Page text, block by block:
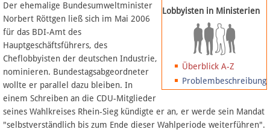
Lobbyisten in Ministerien
Überblick A-Z
Problembeschreibung
Der ehemalige Bundesumweltminister
Norbert Röttgen ließ sich im Mai 2006
für das BDI-Amt des
Hauptgeschäftsführers, des
Cheflobbyisten der deutschen Industrie,
nominieren. Bundestagsabgeordneter
wollte er parallel dazu bleiben. In
einem Schreiben an die CDU-Mitglieder
seines Wahlkreises Rhein-Sieg kündigte er an, er werde sein Mandat
"selbstverständlich bis zum Ende dieser Wahlperiode weiterführen".